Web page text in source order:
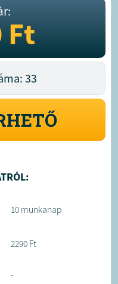
Ft
33
10 munkanap
2290 Ft
-